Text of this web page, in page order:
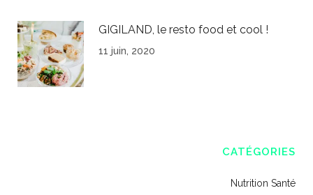
GIGILAND, le resto food et cool !
11 juin, 2020
CATÉGORIES
Nutrition Santé